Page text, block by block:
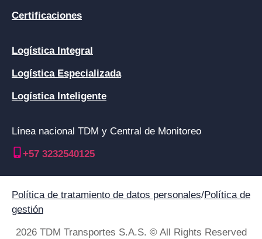
Certificaciones
Logística Integral
Logística Especializada
Logística Inteligente
Línea nacional TDM y Central de Monitoreo
+57 3232540125
Política de tratamiento de datos personales/Política de
gestión
2026 TDM Transportes S.A.S. © All Rights Reserved